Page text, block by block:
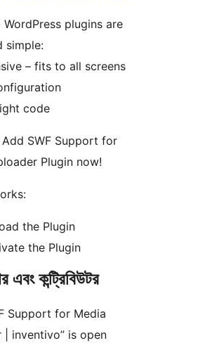
WordPress plugins are
simple:
– fits to all screens
code
SWF Support for
Plugin now!
the Plugin
the Plugin
এবং কন্ট্রিবিউটর
Support for Media
| inventivo” is open